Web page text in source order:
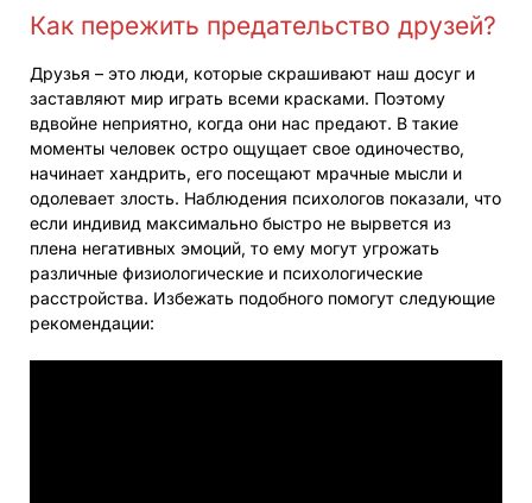
Как пережить предательство друзей?
Друзья – это люди, которые скрашивают наш досуг и
заставляют мир играть всеми красками. Поэтому
вдвойне неприятно, когда они нас предают. В такие
моменты человек остро ощущает свое одиночество,
начинает хандрить, его посещают мрачные мысли и
одолевает злость. Наблюдения психологов показали, что
если индивид максимально быстро не вырвется из
плена негативных эмоций, то ему могут угрожать
различные физиологические и психологические
расстройства. Избежать подобного помогут следующие
рекомендации: